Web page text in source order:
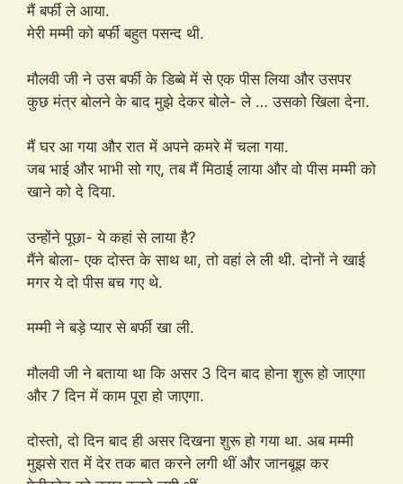
मैं बर्फी ले आया.
मेरी मम्मी को बर्फी बहुत पसन्द थी.
मौलवी जी ने उस बर्फी के डिब्बे में से एक पीस लिया और उसपर
कुछ मंत्र बोलने के बाद मुझे देकर बोले- ले … उसको खिला देना.
मैं घर आ गया और रात में अपने कमरे में चला गया.
जब भाई और भाभी सो गए, तब मैं मिठाई लाया और वो पीस मम्मी को
खाने को दे दिया.
उन्होंने पूछा- ये कहां से लाया है?
मैंने बोला- एक दोस्त के साथ था, तो वहां ले ली थी. दोनों ने खाई
मगर ये दो पीस बच गए थे.
मम्मी ने बड़े प्यार से बर्फी खा ली.
मौलवी जी ने बताया था कि असर 3 दिन बाद होना शुरू हो जाएगा
और 7 दिन में काम पूरा हो जाएगा.
दोस्तो, दो दिन बाद ही असर दिखना शुरू हो गया था. अब मम्मी
मुझसे रात में देर तक बात करने लगी थीं और जानबूझ कर